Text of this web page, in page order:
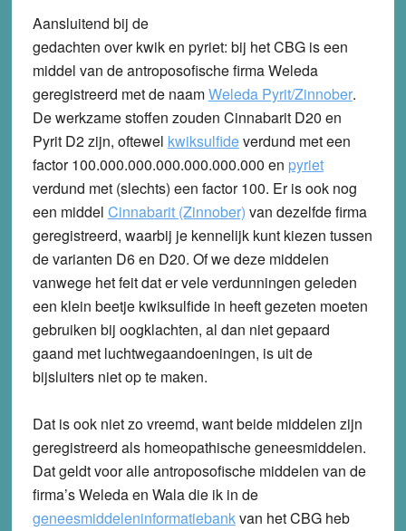
Aansluitend bij de
gedachten over kwik en pyriet: bij het CBG is een
middel van de antroposofische firma Weleda
geregistreerd met de naamWeleda Pyrit/Zinnober.
De werkzame stoffen zouden Cinnabarit D20 en
Pyrit D2 zijn, oftewel kwiksulfideverdund met een
factor 100.000.000.000.000.000.000 en pyriet
verdund met (slechts) een factor 100. Er is ook nog
een middel Cinnabarit (Zinnober) van dezelfde firma
geregistreerd, waarbij je kennelijk kunt kiezen tussen
de varianten D6 en D20. Of we deze middelen
vanwege het feit dat er vele verdunningen geleden
een klein beetje kwiksulfide in heeft gezeten moeten
gebruiken bij oogklachten, al dan niet gepaard
gaand met luchtwegaandoeningen, is uit de
bijsluiters niet op te maken.
Dat is ook niet zo vreemd, want beide middelen zijn
geregistreerd als homeopathische geneesmiddelen.
Dat geldt voor alle antroposofische middelen van de
firma’s Weleda en Wala die ik in de
geneesmiddeleninformatiebankvan het CBG heb